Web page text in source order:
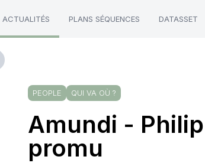
ACTUALITÉS PLANS SÉQUENCES DATASSET
PEOPLE QUI VA OÙ ?
Amundi -
promu